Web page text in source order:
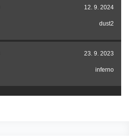
12. 9. 2024
dust2
23. 9. 2023
inferno